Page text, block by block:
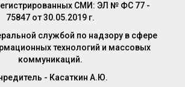
СМИ: ЭЛ № ФС 77 -
75847 от 30.05.2019 г.
службой по надзору в сфере
технологий и массовых
коммуникаций.
- Касаткин А.Ю.